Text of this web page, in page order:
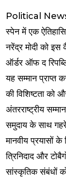
Political News:
स्पेन में एक
नरेंद्र मोदी को इस
ऑर्डर ऑफ द
यह सम्मान प्राप्त
की विशिष्टता को
अंतरराष्ट्रीय
समुदाय के साथ
मानवीय प्रयासों
त्रिनिदाद और
सांस्कृतिक संबंधों